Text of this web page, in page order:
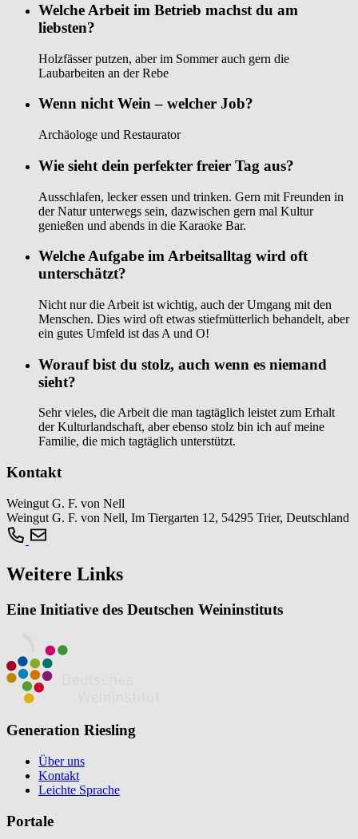
Welche Arbeit im Betrieb machst du am
liebsten?
Holzfässer putzen, aber im Sommer auch gern die
Laubarbeiten an der Rebe
Wenn nicht Wein – welcher Job?
Archäologe und Restaurator
Wie sieht dein perfekter freier Tag aus?
Ausschlafen, lecker essen und trinken. Gern mit Freunden in
der Natur unterwegs sein, dazwischen gern mal Kultur
genießen und abends in die Karaoke Bar.
Welche Aufgabe im Arbeitsalltag wird oft
unterschätzt?
Nicht nur die Arbeit ist wichtig, auch der Umgang mit den
Menschen. Dies wird oft etwas stiefmütterlich behandelt, aber
ein gutes Umfeld ist das A und O!
Worauf bist du stolz, auch wenn es niemand
sieht?
Sehr vieles, die Arbeit die man tagtäglich leistet zum Erhalt
der Kulturlandschaft, aber ebenso stolz bin ich auf meine
Familie, die mich tagtäglich unterstützt.
Kontakt
Weingut G. F. von Nell
Weingut G. F. von Nell, Im Tiergarten 12, 54295 Trier, Deutschland
Weitere Links
Eine Initiative des Deutschen Weininstituts
Generation Riesling
Über uns
Kontakt
Leichte Sprache
Portale